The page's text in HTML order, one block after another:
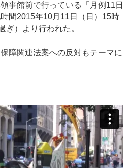
事館前で行っている「月例11日
間2015年10月11日（日）15時
ぎ）より行われた。
障関連法案への反対もテーマに